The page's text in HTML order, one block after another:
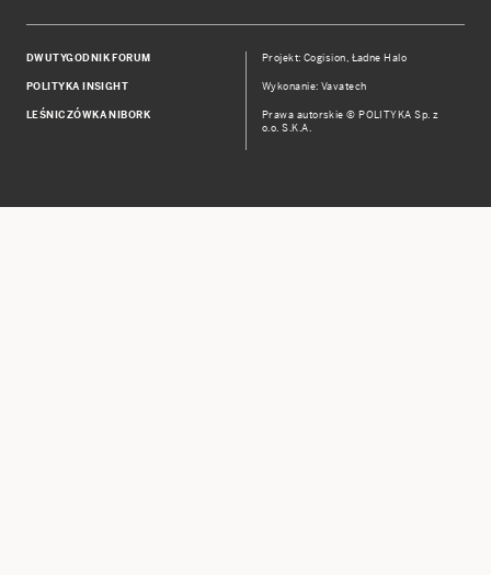
DWUTYGODNIK FORUM
POLITYKA INSIGHT
LEŚNICZÓWKA NIBORK
Projekt:Cogision, Ładne Halo
Wykonanie: Vavatech
Prawa autorskie © POLITYKA Sp. z
o.o. S.K.A.